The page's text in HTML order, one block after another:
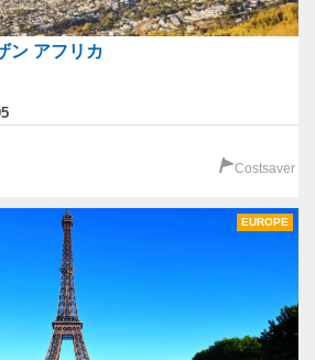
ン アフリカ
Costsaver
EUROPE